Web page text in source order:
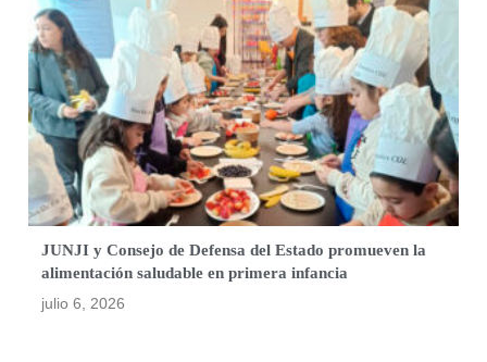
JUNJI y Consejo de Defensa del Estado promueven la
alimentación saludable en primera infancia
julio 6, 2026